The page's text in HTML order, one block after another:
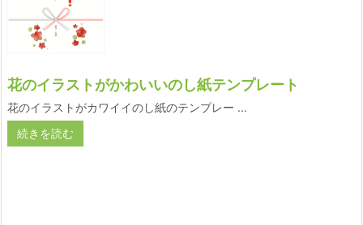
花のイラストがかわいいのし紙テンプレート
花のイラストがカワイイのし紙のテンプレー ...
続きを読む